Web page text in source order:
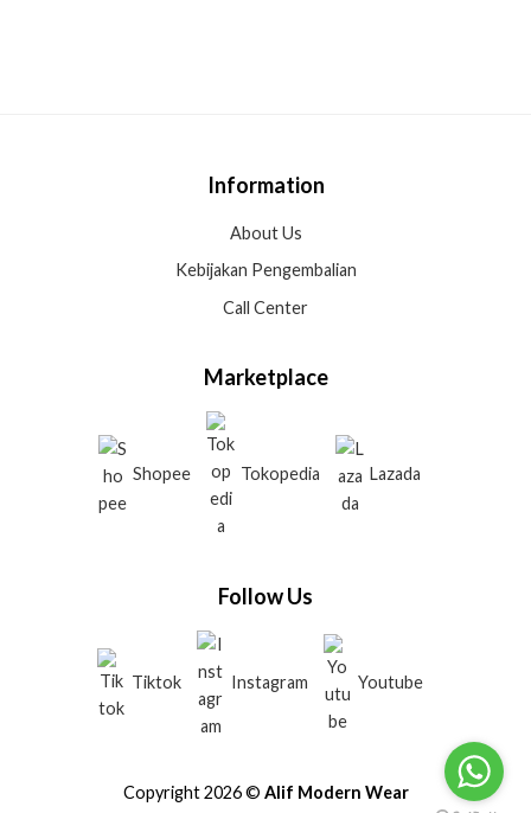
Information
About Us
Kebijakan Pengembalian
Call Center
Marketplace
Shopee Tokopedia Lazada
Follow Us
Tiktok Instagram Youtube
Copyright 2026 © Alif Modern Wear